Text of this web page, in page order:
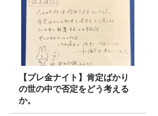
【プレ金ナイト】肯定ばかり
の世の中で否定をどう考える
か。